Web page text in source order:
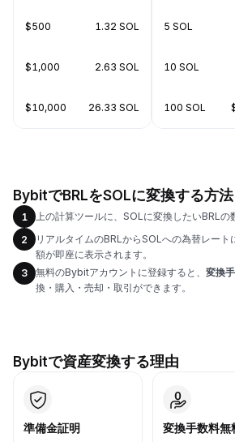
$500 1.32 SOL
$1,000 2.63 SOL
$10,000 26.33 SOL
5 SOL
10 SOL
100 SOL
BybitでBRLをSOLに変換する方法
1
上の計算ツールに、SOLに変換したいBRLの
2
リアルタイムのBRLからSOLへの為替レー
額が即座に表示されます。
3
無料のBybitアカウントに登録すると、 変換
換・購入・売却・取引ができます。
Bybitで資産変換する理由
準備金証明 変換手数料無